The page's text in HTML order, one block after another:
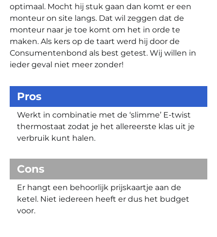
optimaal. Mocht hij stuk gaan dan komt er een
monteur on site langs. Dat wil zeggen dat de
monteur naar je toe komt om het in orde te
maken. Als kers op de taart werd hij door de
Consumentenbond als best getest. Wij willen in
ieder geval niet meer zonder!
Pros
Werkt in combinatie met de ‘slimme’ E-twist
thermostaat zodat je het allereerste klas uit je
verbruik kunt halen.
Cons
Er hangt een behoorlijk prijskaartje aan de
ketel. Niet iedereen heeft er dus het budget
voor.